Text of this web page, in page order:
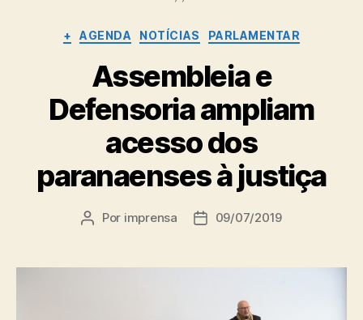
Categorias
+ AGENDA NOTÍCIAS PARLAMENTAR
Assembleia e
Defensoria ampliam
acesso dos
paranaenses à justiça
Autor
Por imprensa
Data09/07/2019